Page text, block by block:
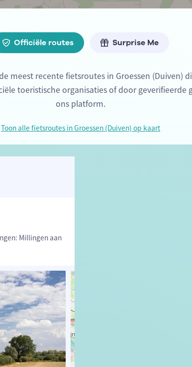
Officiële routes Surprise Me
meest recente fietsroutes in Groessen (Duiven)
toeristische organisaties of door geverifieerde
ons platform.
Toon alle fietsroutes in Groessen (Duiven) op kaart
Millingen aan